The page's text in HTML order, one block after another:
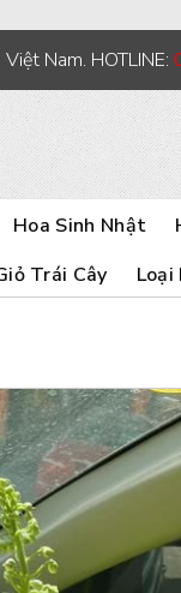
Nam. HOTLINE:
Hoa Sinh Nhật
Trái Cây
Loại